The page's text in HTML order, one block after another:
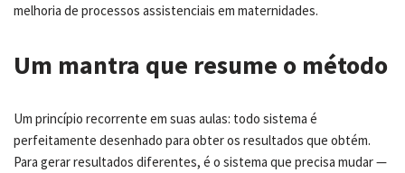
melhoria de processos assistenciais em maternidades.
Um mantra que resume o método
Um princípio recorrente em suas aulas: todo sistema é
perfeitamente desenhado para obter os resultados que obtém.
Para gerar resultados diferentes, é o sistema que precisa mudar —